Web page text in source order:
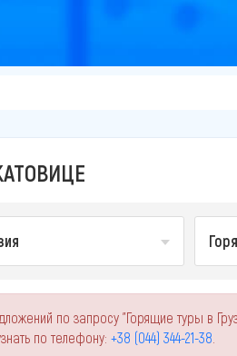
по запросу "Горящие туры в
по телефону: +38 (044) 344-21-38